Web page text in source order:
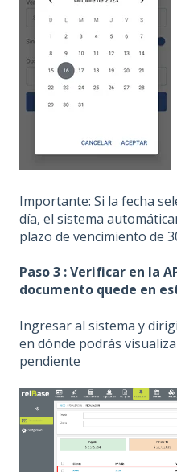
Importante: Si la fecha
día, el sistema
plazo de vencimiento de
Paso 3 : Verificar en la
documento quede en
Ingresar al sistema y
en dónde podrás
pendiente